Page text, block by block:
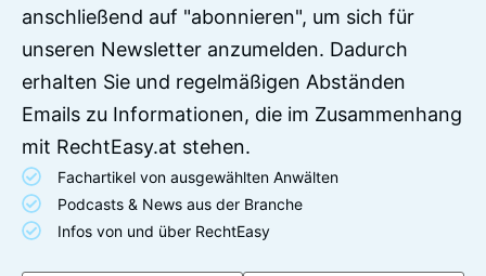
anschließend auf "abonnieren", um sich für
unseren Newsletter anzumelden. Dadurch
erhalten Sie und regelmäßigen Abständen
Emails zu Informationen, die im Zusammenhang
mit RechtEasy.at stehen.
Fachartikel von ausgewählten Anwälten
Podcasts & News aus der Branche
Infos von und über RechtEasy